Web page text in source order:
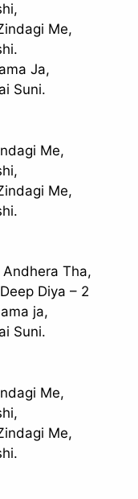
Me,
Ja,
Suni.
Me,
Me,
Andhera Tha,
Diya – 2
ja,
Suni.
Me,
Me,